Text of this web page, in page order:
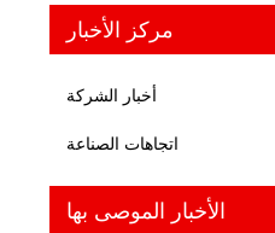
مركز الأخبار
أخبار الشركة
اتجاهات الصناعة
الأخبار الموصى بها